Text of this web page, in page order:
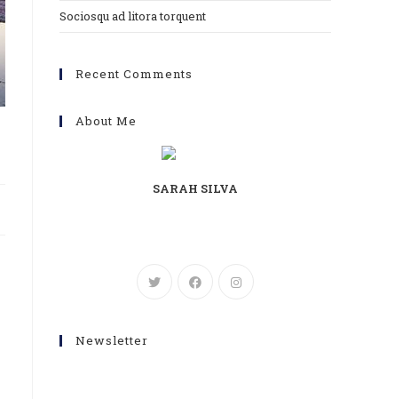
Sociosqu ad litora torquent
Recent Comments
About Me
SARAH SILVA
Newsletter